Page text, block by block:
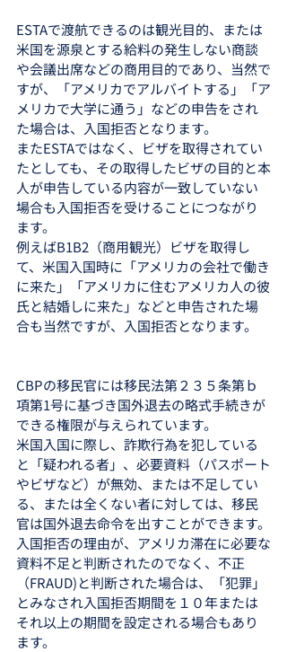
ESTAで渡航できるのは観光目的、または
米国を源泉とする給料の発生しない商談
や会議出席などの商用目的であり、当然で
すが、「アメリカでアルバイトする」「ア
メリカで大学に通う」などの申告をされ
た場合は、入国拒否となります。
またESTAではなく、ビザを取得されてい
たとしても、その取得したビザの目的と本
人が申告している内容が一致していない
場合も入国拒否を受けることにつながり
ます。
例えばB1B2（商用観光）ビザを取得し
て、米国入国時に「アメリカの会社で働き
に来た」「アメリカに住むアメリカ人の彼
氏と結婚しに来た」などと申告された場
合も当然ですが、入国拒否となります。
CBPの移民官には移民法第２３５条第ｂ
項第1号に基づき国外退去の略式手続きが
できる権限が与えられています。
米国入国に際し、詐欺行為を犯している
と「疑われる者」、必要資料（パスポート
やビザなど）が無効、または不足してい
る、または全くない者に対しては、移民
官は国外退去命令を出すことができます。
入国拒否の理由が、アメリカ滞在に必要な
資料不足と判断されたのでなく、不正
（FRAUD)と判断された場合は、「犯罪」
とみなされ入国拒否期間を１０年または
それ以上の期間を設定される場合もあり
ます。